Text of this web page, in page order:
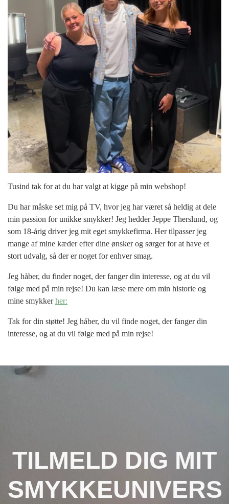
Tusind tak for at du har valgt at kigge på min webshop!
Du har måske set mig på TV, hvor jeg har været så heldig at dele
min passion for unikke smykker! Jeg hedder Jeppe Therslund, og
som 18-årig driver jeg mit eget smykkefirma. Her tilpasser jeg
mange af mine kæder efter dine ønsker og sørger for at have et
stort udvalg, så der er noget for enhver smag.
Jeg håber, du finder noget, der fanger din interesse, og at du vil
følge med på min rejse! Du kan læse mere om min historie og
mine smykkerher:
Tak for din støtte! Jeg håber, du vil finde noget, der fanger din
interesse, og at du vil følge med på min rejse!
TILMELD DIG MIT
SMYKKEUNIVERS